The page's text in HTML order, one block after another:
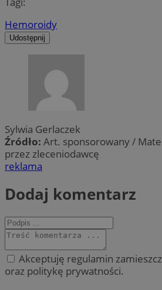
Hemoroidy
Udostępnij
Sylwia Gerlaczek
Źródło: Art. sponsorowany /
przez zleceniodawcę
reklama
Dodaj komentarz
Akceptuję regulamin
oraz politykę prywatności.